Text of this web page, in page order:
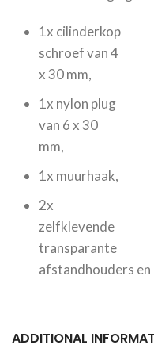
1x cilinderkop
schroef van 4
x 30 mm,
1x nylon plug
van 6 x 30
mm,
1x muurhaak,
2x
zelfklevende
transparante
afstandhouders
ADDITIONAL